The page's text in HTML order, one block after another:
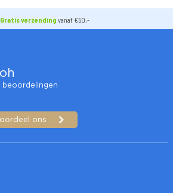
Gratis verzending vanaf €50,-